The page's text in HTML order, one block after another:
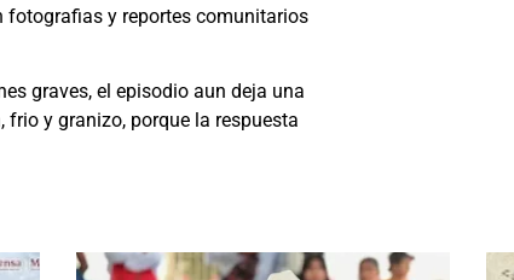
fotografias y reportes comunitarios
graves, el episodio aun deja una
y granizo, porque la respuesta